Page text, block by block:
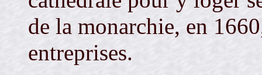
de la monarchie, en
entreprises.